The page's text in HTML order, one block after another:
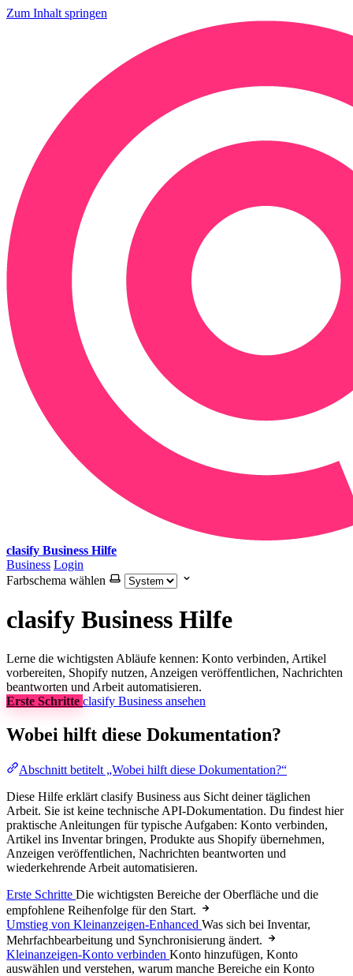
Zum Inhalt springen
clasify Business Hilfe
Business Login
Farbschema wählen
clasify Business Hilfe
Lerne die wichtigsten Abläufe kennen: Konto verbinden, Artikel
vorbereiten, Shopify nutzen, Anzeigen veröffentlichen, Nachrichten
beantworten und Arbeit automatisieren.
Erste Schritte clasify Business ansehen
Wobei hilft diese Dokumentation?
Abschnitt betitelt „Wobei hilft diese Dokumentation?“
Diese Hilfe erklärt clasify Business aus Sicht deiner täglichen
Arbeit. Sie ist keine technische API-Dokumentation. Du findest hier
praktische Anleitungen für typische Aufgaben: Konto verbinden,
Artikel ins Inventar bringen, Produkte aus Shopify übernehmen,
Anzeigen veröffentlichen, Nachrichten beantworten und
wiederkehrende Arbeit automatisieren.
Erste Schritte Die wichtigsten Bereiche der Oberfläche und die
empfohlene Reihenfolge für den Start.
Umstieg von Kleinanzeigen-Enhanced Was sich bei Inventar,
Mehrfachbearbeitung und Synchronisierung ändert.
Kleinanzeigen-Konto verbinden Konto hinzufügen, Konto
auswählen und verstehen, warum manche Bereiche ein Konto